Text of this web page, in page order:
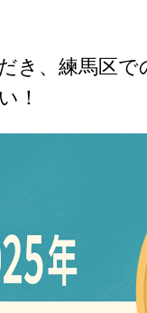
き、練馬区で
！